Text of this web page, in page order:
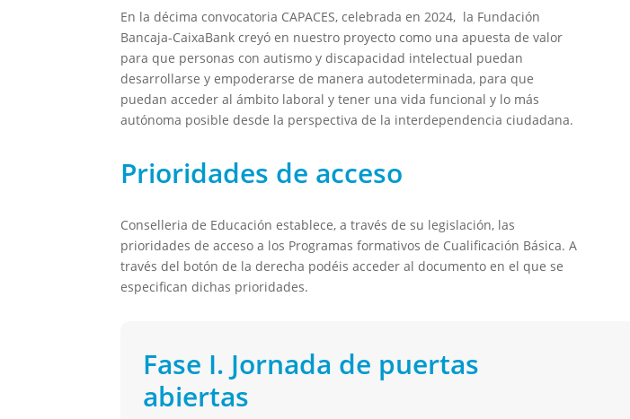
En la décima convocatoria CAPACES, celebrada en 2024, la Fundación
Bancaja-CaixaBank creyó en nuestro proyecto como una apuesta de valor
para que personas con autismo y discapacidad intelectual puedan
desarrollarse y empoderarse de manera autodeterminada, para que
puedan acceder al ámbito laboral y tener una vida funcional y lo más
autónoma posible desde la perspectiva de la interdependencia ciudadana.
Prioridades de acceso
Conselleria de Educación establece, a través de su legislación, las
prioridades de acceso a los Programas formativos de Cualificación Básica. A
través del botón de la derecha podéis acceder al documento en el que se
especifican dichas prioridades.
Fase I. Jornada de puertas
abiertas